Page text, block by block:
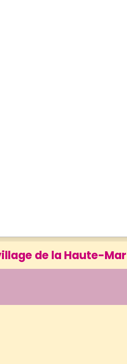
de la Haute-